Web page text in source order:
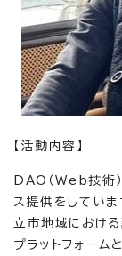
【活動内容】
DAO（Web技術
ス提供をしてい
立市地域におけ
プラットフォーム